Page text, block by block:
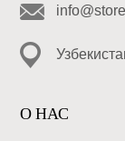
О НАС